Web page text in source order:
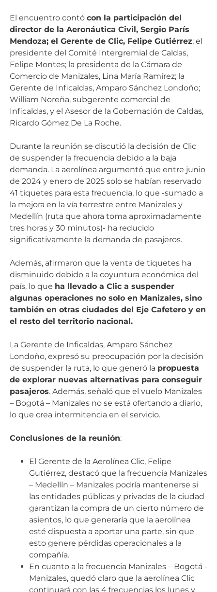
El encuentro contó con la participación del
director de la Aeronáutica Civil, Sergio París
Mendoza; el Gerente de Clic, Felipe Gutiérrez; el
presidente del Comité Intergremial de Caldas,
Felipe Montes; la presidenta de la Cámara de
Comercio de Manizales, Lina María Ramírez; la
Gerente de Inficaldas, Amparo Sánchez Londoño;
William Noreña, subgerente comercial de
Inficaldas, y el Asesor de la Gobernación de Caldas,
Ricardo Gómez De La Roche.
Durante la reunión se discutió la decisión de Clic
de suspender la frecuencia debido a la baja
demanda. La aerolínea argumentó que entre junio
de 2024 y enero de 2025 solo se habían reservado
41 tiquetes para esta frecuencia, lo que -sumado a
la mejora en la vía terrestre entre Manizales y
Medellín (ruta que ahora toma aproximadamente
tres horas y 30 minutos)- ha reducido
significativamente la demanda de pasajeros.
Además, afirmaron que la venta de tiquetes ha
disminuido debido a la coyuntura económica del
país, lo que ha llevado a Clic a suspender
algunas operaciones no solo en Manizales, sino
también en otras ciudades del Eje Cafetero y en
el resto del territorio nacional.
La Gerente de Inficaldas, Amparo Sánchez
Londoño, expresó su preocupación por la decisión
de suspender la ruta, lo que generó la propuesta
de explorar nuevas alternativas para conseguir
pasajeros. Además, señaló que el vuelo Manizales
– Bogotá – Manizales no se está ofertando a diario,
lo que crea intermitencia en el servicio.
Conclusiones de la reunión:
El Gerente de la Aerolínea Clic, Felipe
Gutiérrez, destacó que la frecuencia Manizales
– Medellín – Manizales podría mantenerse si
las entidades públicas y privadas de la ciudad
garantizan la compra de un cierto número de
asientos, lo que generaría que la aerolínea
esté dispuesta a aportar una parte, sin que
esto genere pérdidas operacionales a la
compañía.
En cuanto a la frecuencia Manizales – Bogotá -
Manizales, quedó claro que la aerolínea Clic
continuará con las 4 frecuencias los lunes y